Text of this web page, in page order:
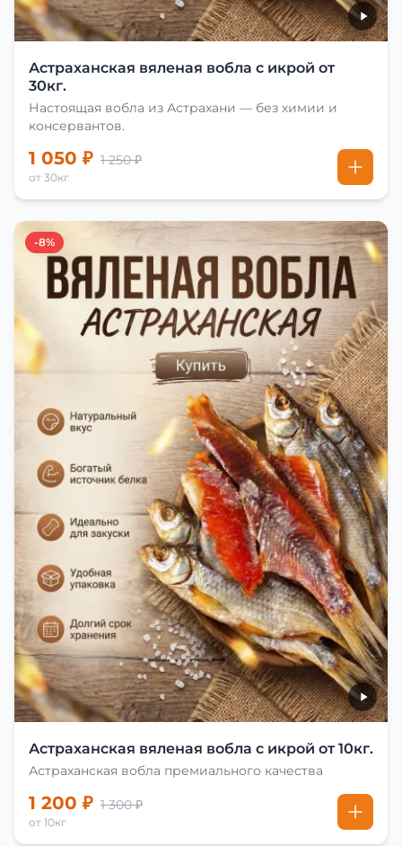
Астраханская вяленая вобла с икрой от
30кг.
Настоящая вобла из Астрахани — без химии и
консервантов.
1 050 ₽ 1 250 ₽
от 30кг
-8%
Астраханская вяленая вобла с икрой от 10кг.
Астраханская вобла премиального качества
1 200 ₽ 1 300 ₽
от 10кг